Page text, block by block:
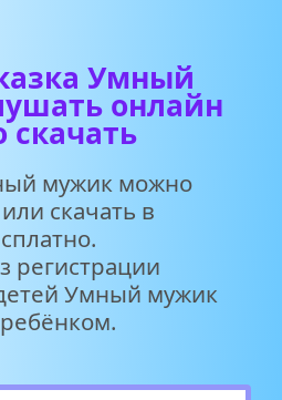
Умный
онлайн
скачать
мужик можно
скачать в
регистрации
Умный мужик